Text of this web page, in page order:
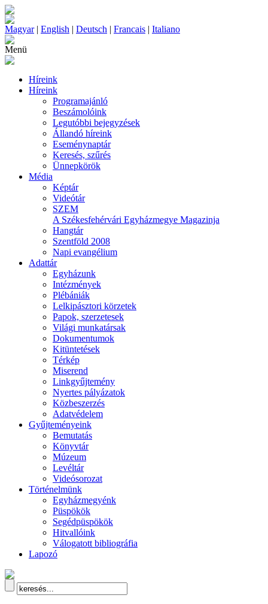
Magyar| English | Deutsch | Francais | Italiano
Menü
Híreink
Híreink
Programajánló
Beszámolóink
Legutóbbi bejegyzések
Állandó híreink
Eseménynaptár
Keresés, szűrés
Ünnepkörök
Média
Képtár
Videótár
SZEM
A Székesfehérvári Egyházmegye Magazinja
Hangtár
Szentföld 2008
Napi evangélium
Adattár
Egyházunk
Intézmények
Plébániák
Lelkipásztori körzetek
Papok, szerzetesek
Világi munkatársak
Dokumentumok
Kitüntetések
Térkép
Miserend
Linkgyűjtemény
Nyertes pályázatok
Közbeszerzés
Adatvédelem
Gyűjteményeink
Bemutatás
Könyvtár
Múzeum
Levéltár
Videósorozat
Történelmünk
Egyházmegyénk
Püspökök
Segédpüspökök
Hitvallóink
Válogatott bibliográfia
Lapozó